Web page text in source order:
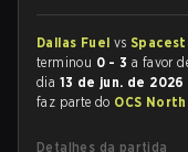
Dallas Fuel vs
terminou 0 - 3 a favor
dia 13 de jun. de 2026
faz parte do OCS
Detalhes da partida